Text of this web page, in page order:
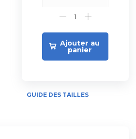
Ajouter au
panier
GUIDE DES TAILLES